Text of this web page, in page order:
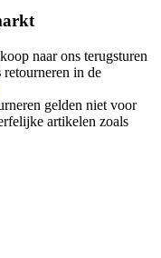
naar ons terugsturen
retourneren in de
gelden niet voor
artikelen zoals